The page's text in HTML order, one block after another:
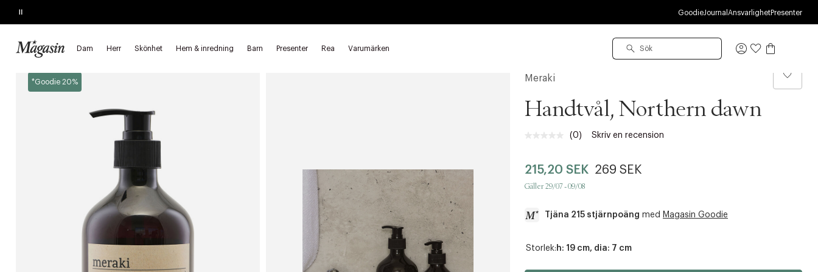
Pause GoodieJournal AnsvarlighetPresenter
Dam Herr Skönhet Hem & inredning Barn Presenter Rea Varumärken
Logga
SLUTAR IKVÄLL
Startsida Skönhet Hudvård Hand- och fotvård Handvård Handtvål
*Goodie 20% Meraki
Handtvål, Northern dawn
Inget
till
sida.
(0) Skriv en recension
215,20 SEK 269 SEK
Gäller 29/07 - 09/08
Tjäna 215 stjärnpoäng med Magasin Goodie
a
Storlek: h: 19 cm, dia: 7 cm